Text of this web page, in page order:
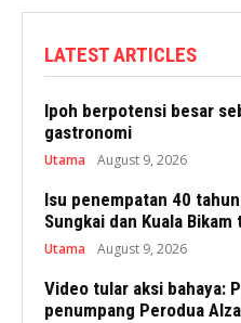
LATEST ARTICLES
Ipoh berpotensi besar
gastronomi
Utama August 9, 2026
Isu penempatan 40
Sungkai dan Kuala
Utama August 9, 2026
Video tular aksi bahaya:
penumpang Perodua Alza